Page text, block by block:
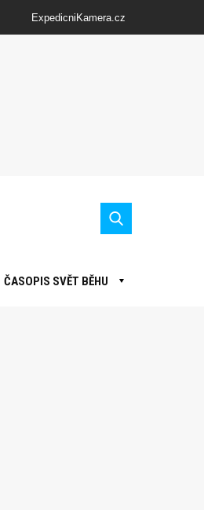
ExpedicniKamera.cz
ČASOPIS SVĚT BĚHU